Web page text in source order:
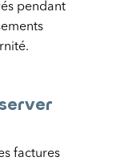
pendant
factures